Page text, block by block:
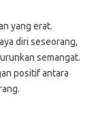
yang erat.
diri seseorang,
semangat.
positif antara